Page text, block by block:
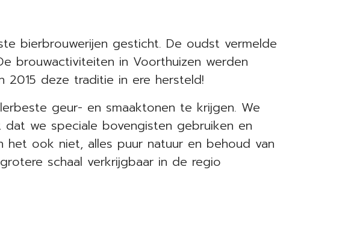
bierbrouwerijen gesticht. De oudst vermelde
brouwactiviteiten in Voorthuizen werden
deze traditie in ere hersteld!
geur- en smaaktonen te krijgen. We
we speciale bovengisten gebruiken en
ook niet, alles puur natuur en behoud van
schaal verkrijgbaar in de regio